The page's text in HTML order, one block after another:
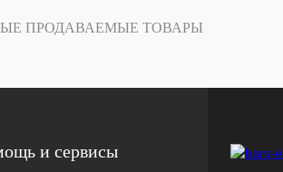
ПРОДАВАЕМЫЕ ТОВАРЫ
и сервисы